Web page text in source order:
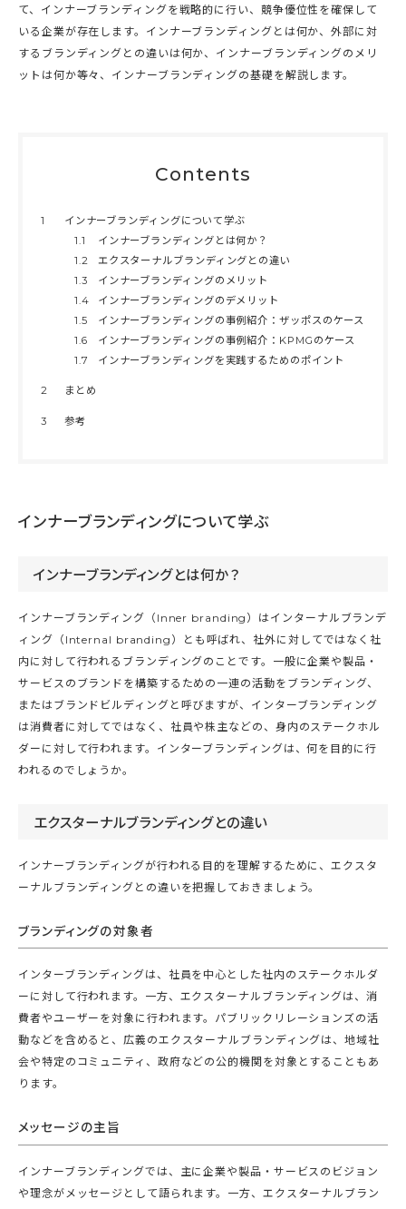
て、インナーブランディングを戦略的に行い、競争優位性を確保して
いる企業が存在します。インナーブランディングとは何か、外部に対
するブランディングとの違いは何か、インナーブランディングのメリ
ットは何か等々、インナーブランディングの基礎を解説します。
Contents
1
インナーブランディングについて学ぶ
1.1
インナーブランディングとは何か？
1.2
エクスターナルブランディングとの違い
1.3
インナーブランディングのメリット
1.4
インナーブランディングのデメリット
1.5
インナーブランディングの事例紹介：ザッポスのケース
1.6
インナーブランディングの事例紹介：KPMGのケース
1.7
インナーブランディングを実践するためのポイント
2 まとめ
3 参考
インナーブランディングについて学ぶ
インナーブランディングとは何か？
インナーブランディング（Inner branding）はインターナルブランデ
ィング（Internal branding）とも呼ばれ、社外に対してではなく社
内に対して行われるブランディングのことです。一般に企業や製品・
サービスのブランドを構築するための一連の活動をブランディング、
またはブランドビルディングと呼びますが、インターブランディング
は消費者に対してではなく、社員や株主などの、身内のステークホル
ダーに対して行われます。インターブランディングは、何を目的に行
われるのでしょうか。
エクスターナルブランディングとの違い
インナーブランディングが行われる目的を理解するために、エクスタ
ーナルブランディングとの違いを把握しておきましょう。
ブランディングの対象者
インターブランディングは、社員を中心とした社内のステークホルダ
ーに対して行われます。一方、エクスターナルブランディングは、消
費者やユーザーを対象に行われます。パブリックリレーションズの活
動などを含めると、広義のエクスターナルブランディングは、地域社
会や特定のコミュニティ、政府などの公的機関を対象とすることもあ
ります。
メッセージの主旨
インナーブランディングでは、主に企業や製品・サービスのビジョン
や理念がメッセージとして語られます。一方、エクスターナルブラン